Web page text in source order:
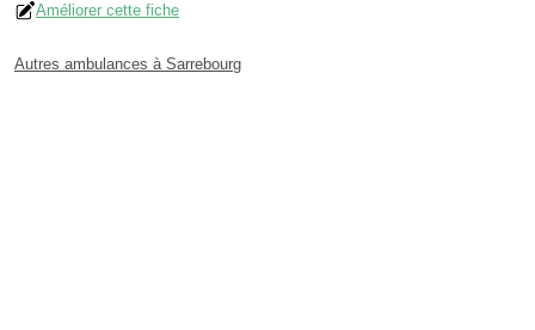
Améliorer cette fiche
Autres ambulances à Sarrebourg